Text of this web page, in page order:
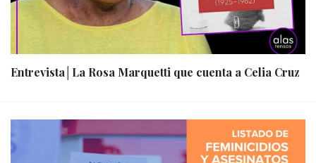
Entrevista│La Rosa Marquetti que cuenta a Celia Cruz